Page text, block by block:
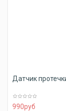
Датчик
990руб